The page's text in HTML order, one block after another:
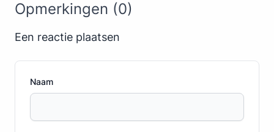
Opmerkingen (0)
Een reactie plaatsen
Naam